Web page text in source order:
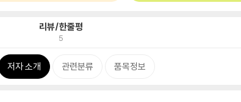
리뷰/한줄평
5
저자 소개 관련분류 품목정보